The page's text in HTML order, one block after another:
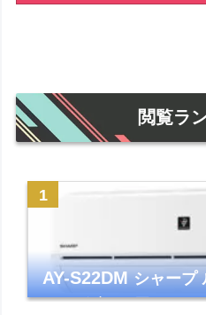
閲覧ラ
AY-S22DMシャープ
リーズ 主に6畳 ホワ